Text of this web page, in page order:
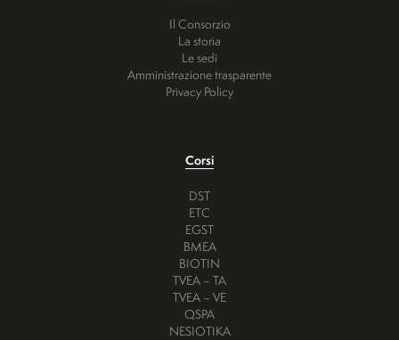
Il Consorzio
La storia
Le sedi
Amministrazione trasparente
Privacy Policy
Corsi
DST
ETC
EGST
BMEA
BIOTIN
TVEA – TA
TVEA – VE
QSPA
NESIOTIKA